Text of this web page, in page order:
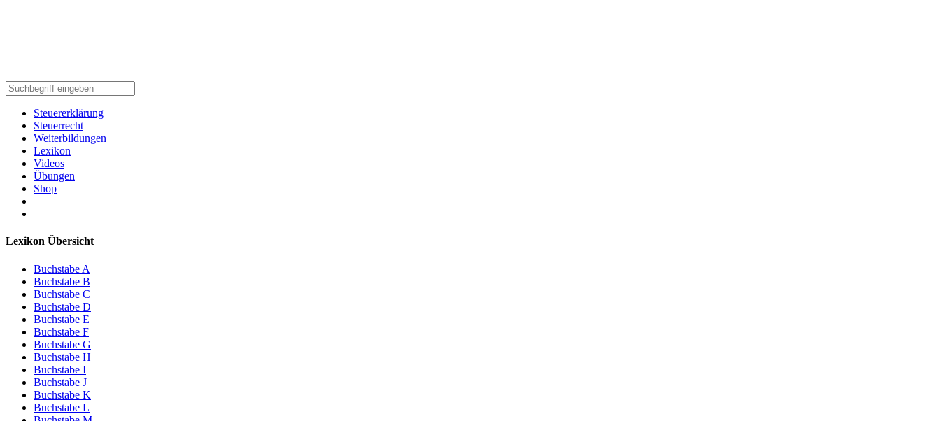
Steuererklärung
Steuerrecht
Weiterbildungen
Lexikon
Videos
Übungen
Shop
Lexikon Übersicht
Buchstabe A
Buchstabe B
Buchstabe C
Buchstabe D
Buchstabe E
Buchstabe F
Buchstabe G
Buchstabe H
Buchstabe I
Buchstabe J
Buchstabe K
Buchstabe L